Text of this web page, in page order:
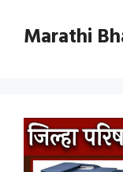
Marathi